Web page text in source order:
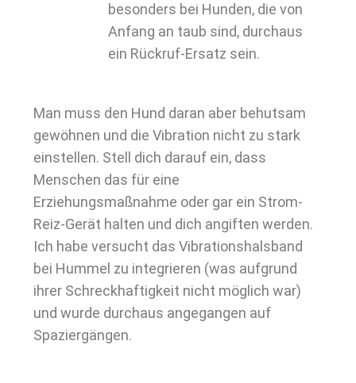
besonders bei Hunden, die von
Anfang an taub sind, durchaus
ein Rückruf-Ersatz sein.
Man muss den Hund daran aber behutsam
gewöhnen und die Vibration nicht zu stark
einstellen. Stell dich darauf ein, dass
Menschen das für eine
Erziehungsmaßnahme oder gar ein Strom-
Reiz-Gerät halten und dich angiften werden.
Ich habe versucht das Vibrationshalsband
bei Hummel zu integrieren (was aufgrund
ihrer Schreckhaftigkeit nicht möglich war)
und wurde durchaus angegangen auf
Spaziergängen.